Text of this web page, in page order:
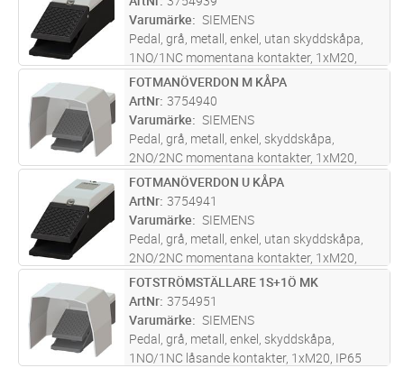
Varumärke
SIEMENS
Pedal, grå, metall, enkel, utan skyddskåpa,
1NO/1NC momentana kontakter, 1xM20,
IP65
ST Lägg i kundvagn
FOTMANÖVERDON M KÅPA
ArtNr 3754940
Varumärke
SIEMENS
Pedal, grå, metall, enkel, skyddskåpa,
2NO/2NC momentana kontakter, 1xM20,
IP65
ST Lägg i kundvagn
FOTMANÖVERDON U KÅPA
ArtNr 3754941
Varumärke
SIEMENS
Pedal, grå, metall, enkel, utan skyddskåpa,
2NO/2NC momentana kontakter, 1xM20,
IP65
ST Lägg i kundvagn
FOTSTRÖMSTÄLLARE 1S+1Ö MK
ArtNr 3754951
Varumärke
SIEMENS
Pedal, grå, metall, enkel, skyddskåpa,
1NO/1NC låsande kontakter, 1xM20, IP65